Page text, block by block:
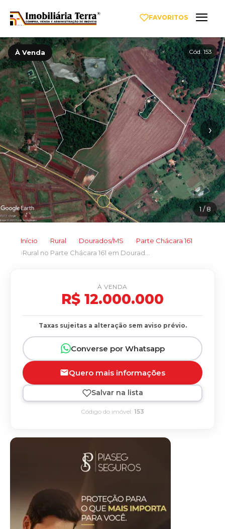
FAVORITOS
À Venda Cód. 153
‹ ›
1/ 8
Início Rural Dourados/MS
Parte Chácara 161
À VENDA
R$ 12.000.000
Taxas sujeitas a alteração sem aviso prévio.
Converse por Whatsapp
Quero mais informações
Salvar na lista
Código do imóvel: 153